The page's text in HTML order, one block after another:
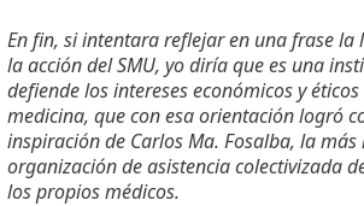
En fin, si intentara reflejar en una frase
la acción del SMU, yo diría que es una
defiende los intereses económicos y
medicina, que con esa orientación logró
inspiración de Carlos Ma. Fosalba, la
organización de asistencia colectivizada
los propios médicos.